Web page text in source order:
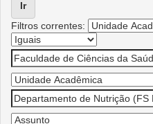
Filtros correntes: